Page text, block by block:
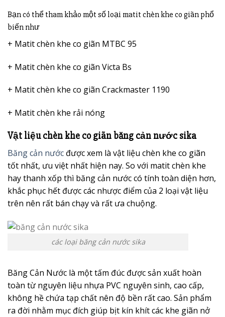
Bạn có thể tham khảo một số loại matit chèn khe co giãn phổ
biến như
+ Matit chèn khe co giãn MTBC 95
+ Matit chèn khe co giãn Victa Bs
+ Matit chèn khe co giãn Crackmaster 1190
+ Matit chèn khe rải nóng
Vật liệu chèn khe co giãn băng cản nước sika
Băng cản nước được xem là vật liệu chèn khe co giãn
tốt nhất, ưu việt nhất hiện nay. So với matit chèn khe
hay thanh xốp thì băng cản nước có tính toàn diện hơn,
khắc phục hết được các nhược điểm của 2 loại vật liệu
trên nên rất bán chạy và rất ưa chuộng.
các loại băng cản nước sika
Băng Cản Nước là một tấm đúc được sản xuất hoàn
toàn từ nguyên liệu nhựa PVC nguyên sinh, cao cấp,
không hề chứa tạp chất nên độ bền rất cao. Sản phẩm
ra đời nhằm mục đích giúp bịt kín khít các khe giãn nở